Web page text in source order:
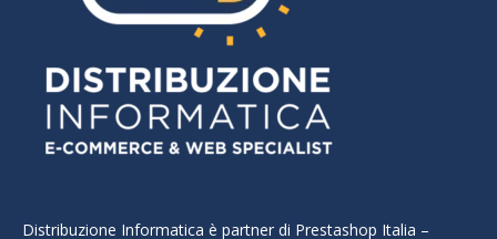
Distribuzione Informatica è partner di Prestashop Italia –